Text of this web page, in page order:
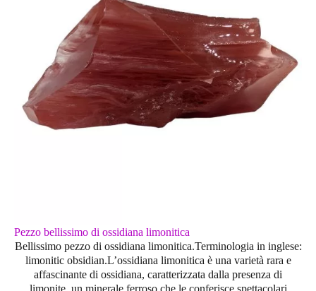
Pezzo bellissimo di ossidiana limonitica
Bellissimo pezzo di ossidiana limonitica.Terminologia in inglese:
limonitic obsidian.L’ossidiana limoniticaè una varietà rara e
affascinante di ossidiana, caratterizzata dalla presenza di